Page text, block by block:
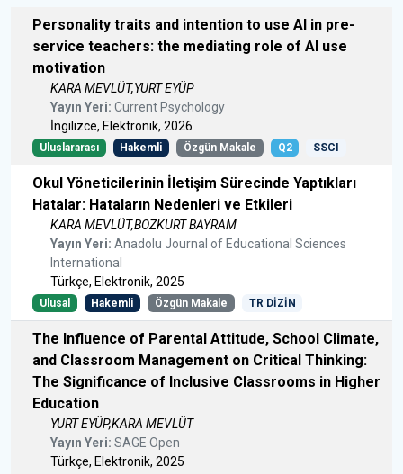
Personality traits and intention to use AI in pre-
service teachers: the mediating role of AI use
motivation
KARA MEVLÜT,YURT EYÜP
Yayın Yeri: Current Psychology
İngilizce, Elektronik, 2026
Uluslararası Hakemli Özgün Makale Q2 SSCI
Okul Yöneticilerinin İletişim Sürecinde Yaptıkları
Hatalar: Hataların Nedenleri ve Etkileri
KARA MEVLÜT,BOZKURT BAYRAM
Yayın Yeri: Anadolu Journal of Educational Sciences
International
Türkçe, Elektronik, 2025
Ulusal Hakemli Özgün Makale TR DİZİN
The Influence of Parental Attitude, School Climate,
and Classroom Management on Critical Thinking:
The Significance of Inclusive Classrooms in Higher
Education
YURT EYÜP,KARA MEVLÜT
Yayın Yeri: SAGE Open
Türkçe, Elektronik, 2025